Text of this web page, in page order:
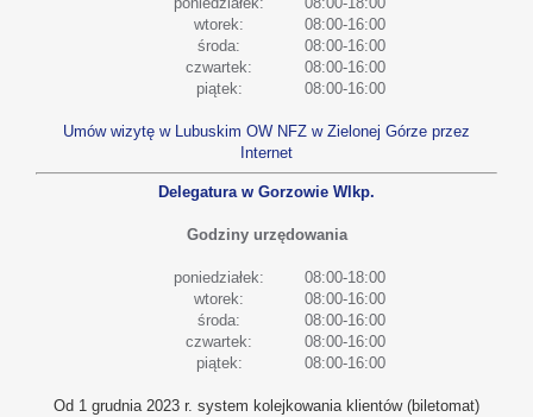
wtorek:
08:00-16:00
środa:
08:00-16:00
czwartek:
08:00-16:00
piątek:
08:00-16:00
Umów wizytę w Lubuskim OW NFZ w Zielonej Górze przez
Internet
Delegatura w Gorzowie Wlkp.
Godziny urzędowania
poniedziałek:
08:00-18:00
wtorek:
08:00-16:00
środa:
08:00-16:00
czwartek:
08:00-16:00
piątek:
08:00-16:00
Od 1 grudnia 2023 r. system kolejkowania klientów (biletomat)